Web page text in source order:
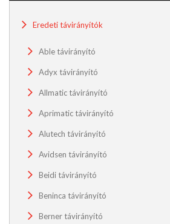
Eredeti távirányítók
Able távirányító
Adyx távirányító
Allmatic távirányító
Aprimatic távirányító
Alutech távirányító
Avidsen távirányító
Beidi távirányító
Beninca távirányító
Berner távirányító